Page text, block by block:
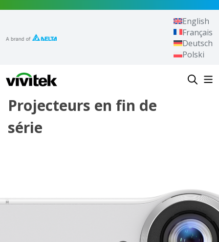
Vivitek
English
Français
Deutsch
Polski
Projecteurs en fin de
série